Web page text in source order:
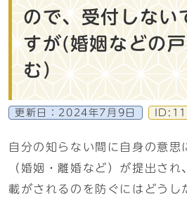
ので、受付しない
すが(婚姻などの
む）
更新日： 2024年7月9日
自分の知らない間に自身の意思
（婚姻・離婚など）が提出さ
載がされるのを防ぐにはどうし